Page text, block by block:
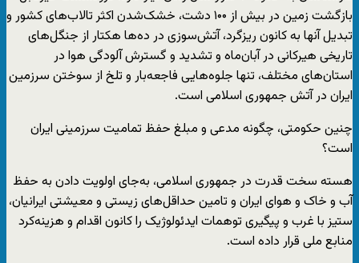
بازگشت زمین در بیش از ۱۰۰ دشت، خشک‌شدن اکثر تالاب‌های کشور و
تبدیل آنها به کانون ریزگرد، آتش‌سوزی در ده‌ها هکتار از جنگل‌های
تاریخی هیرکانی در آبان‌ماه و تشدید و گسترش آلودگی هوا در
استان‌های مختلف، تنها جلوه‌هایی فاجعه‌بار و تلخ از سوختن سرزمین
ایران در آتش جمهوری اسلامی است.
چنین حکومتی، چگونه مدعی و مبلغ حفظ تمامیت سرزمینی ایران
است؟
هسته سخت قدرت در جمهوری اسلامی، به‌جای اولویت‌ دادن به حفظ
آب و خاک و هوای ایران و تامین حداقل‌های زیستی و معیشتی ایرانیان،
ستیز با غرب و پیگیری توهمات ایدئولوژیک را کانون اقدام و هزینه‌کرد
منابع ملی قرار داده است.